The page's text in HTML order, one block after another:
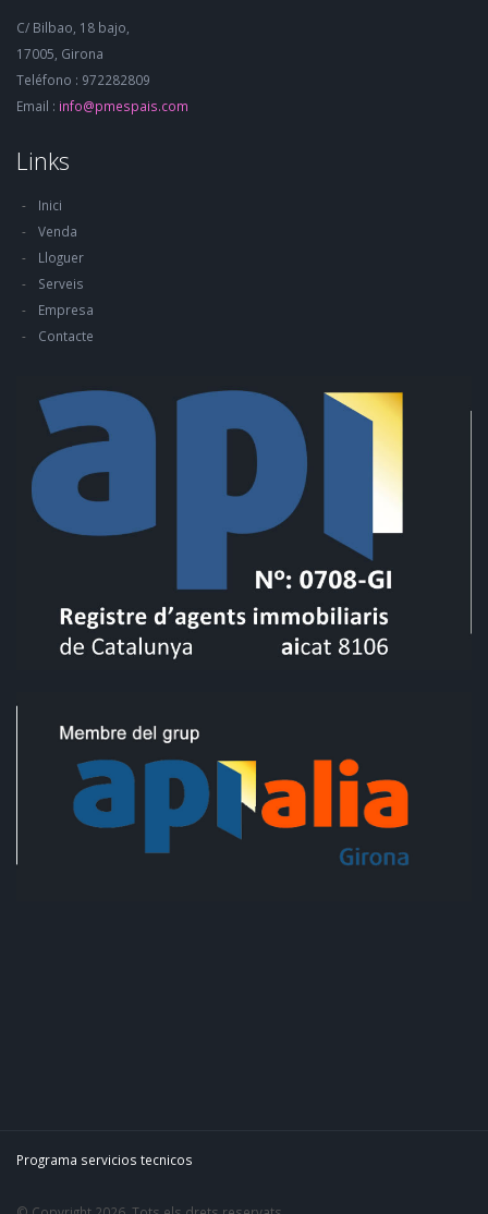
C/ Bilbao, 18 bajo,
17005, Girona
Teléfono : 972282809
Email : info@pmespais.com
Links
Inici
Venda
Lloguer
Serveis
Empresa
Contacte
Programa servicios tecnicos